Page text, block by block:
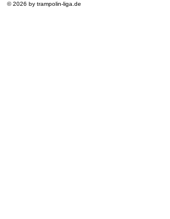
© 2026 by trampolin-liga.de